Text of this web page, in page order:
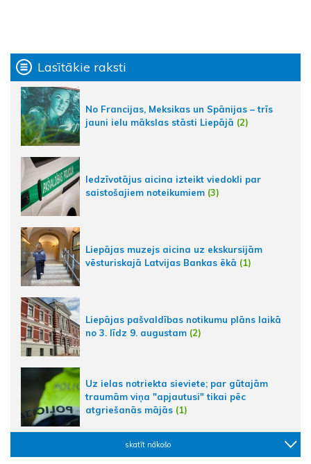
Lasītākie raksti
No Francijas, Meksikas un Spānijas – trīs
jauni ielu mākslas stāsti Liepājā (2)
Iedzīvotājus aicina izteikt viedokli par
saistošajiem noteikumiem (3)
Liepājas muzejs aicina uz ekskursijām
vēsturiskajā Latvijas Bankas ēkā (1)
Liepājas pašvaldības notikumu plāns laikā
no 3. līdz 9. augustam (2)
Uz ielas notriekta sieviete; par gūtajām
traumām viņa "apjautusi" tikai pēc
atgriešanās mājās (1)
skatīt nākošo